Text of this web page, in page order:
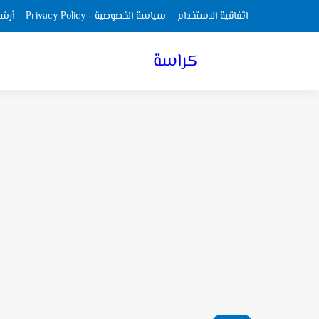
اتفاقية الاستخدام سياسة الخصوصية - Privacy Policy
كراسة